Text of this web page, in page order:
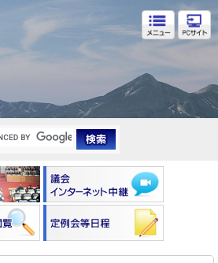
福島県議会